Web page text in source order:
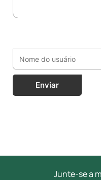
Enviar
Junte-se a